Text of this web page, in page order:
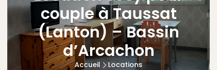
couple à Taussat
(Lanton) – Bassin
d’Arcachon
Accueil Locations